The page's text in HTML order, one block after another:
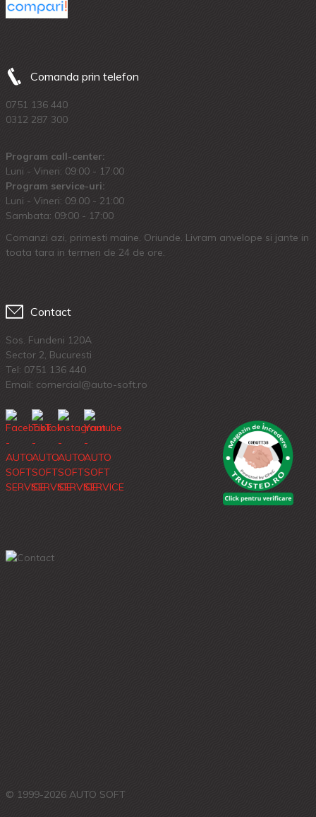
Comanda prin telefon
0751 136 440
0312 287 300
Program call-center:
Luni - Vineri: 09:00 - 17:00
Program service-uri:
Luni - Vineri: 09.00 - 21:00
Sambata: 09:00 - 17:00
Comanzi azi, primesti maine. Oriunde. Livram anvelope si jante in
toata tara in termen de 24 de ore.
Contact
Sos. Fundeni 120A
Sector 2, Bucuresti
Tel: 0751 136 440
Email: comercial@auto-soft.ro
© 1999-2026 AUTO SOFT